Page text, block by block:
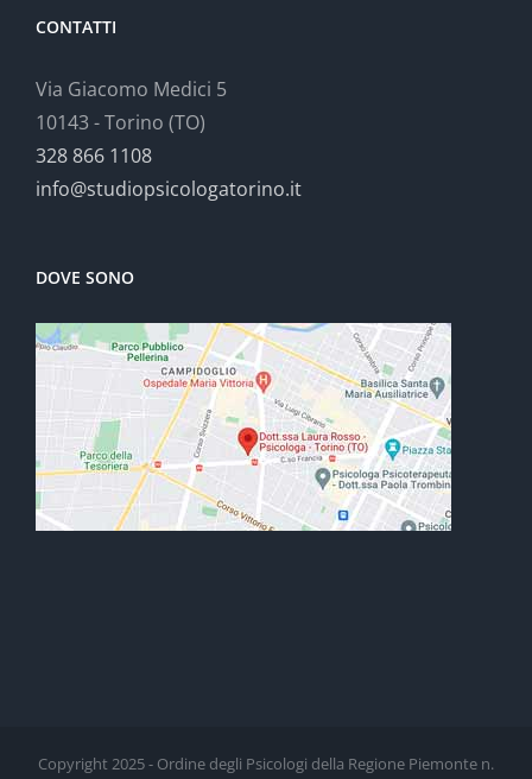
CONTATTI
Via Giacomo Medici 5
10143 - Torino (TO)
328 866 1108
info@studiopsicologatorino.it
DOVE SONO
Copyright 2025 - Ordine degli Psicologi della Regione Piemonte n.